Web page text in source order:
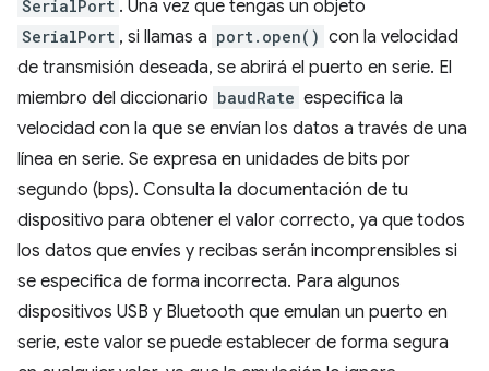
SerialPort . Una vez que tengas un objeto
SerialPort , si llamas a port.open() con la velocidad
de transmisión deseada, se abrirá el puerto en serie. El
miembro del diccionario baudRate especifica la
velocidad con la que se envían los datos a través de una
línea en serie. Se expresa en unidades de bits por
segundo (bps). Consulta la documentación de tu
dispositivo para obtener el valor correcto, ya que todos
los datos que envíes y recibas serán incomprensibles si
se especifica de forma incorrecta. Para algunos
dispositivos USB y Bluetooth que emulan un puerto en
serie, este valor se puede establecer de forma segura